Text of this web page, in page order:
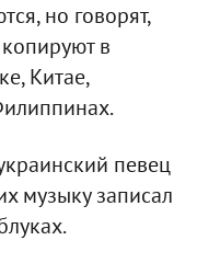
но говорят,
в
Китае,
певец
музыку записал